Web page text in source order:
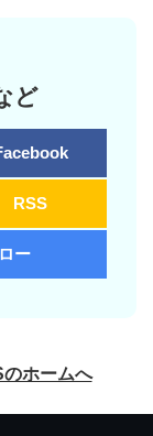
ど
RSS
ー
ホームへ